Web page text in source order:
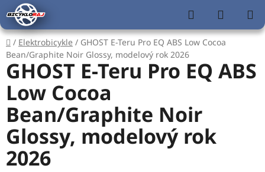
Prejsť
na
obsah
Hľadať
KOŠÍK
Domov
/ Elektrobicykle / GHOST E-Teru Pro EQ ABS Low Cocoa
Bean/Graphite Noir Glossy, modelový rok 2026
GHOST E-Teru Pro EQ ABS
Low Cocoa
Bean/Graphite Noir
Glossy, modelový rok
2026